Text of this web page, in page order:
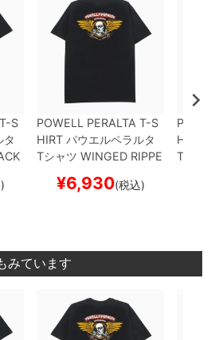
S
タ
POWELL PERALTA T-S
HIRT パウエルペラルタ
Tシャツ WINGED RIPPE
ド スケボー
¥6,930(税込)
HIRT
Tシャ
みています